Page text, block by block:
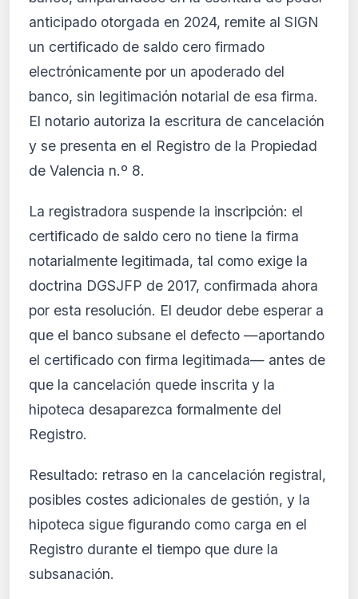
anticipado otorgada en 2024, remite al SIGN
un certificado de saldo cero firmado
electrónicamente por un apoderado del
banco, sin legitimación notarial de esa firma.
El notario autoriza la escritura de cancelación
y se presenta en el Registro de la Propiedad
de Valencia n.º 8.
La registradora suspende la inscripción: el
certificado de saldo cero no tiene la firma
notarialmente legitimada, tal como exige la
doctrina DGSJFP de 2017, confirmada ahora
por esta resolución. El deudor debe esperar a
que el banco subsane el defecto —aportando
el certificado con firma legitimada— antes de
que la cancelación quede inscrita y la
hipoteca desaparezca formalmente del
Registro.
Resultado: retraso en la cancelación registral,
posibles costes adicionales de gestión, y la
hipoteca sigue figurando como carga en el
Registro durante el tiempo que dure la
subsanación.